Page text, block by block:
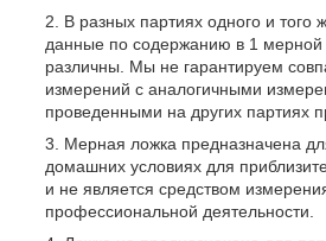
В разных партиях одного и того
данные по содержанию в 1 мерной
различны. Мы не гарантируем
измерений с аналогичными
проведенными на других партиях
Мерная ложка предназначена
домашних условиях для
и не является средством
профессиональной деятельности.